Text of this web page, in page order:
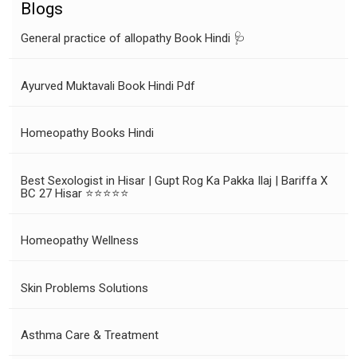
Blogs
General practice of allopathy Book Hindi 🩺
Ayurved Muktavali Book Hindi Pdf
Homeopathy Books Hindi
Best Sexologist in Hisar | Gupt Rog Ka Pakka Ilaj | Bariffa X
BC 27 Hisar ⭐⭐⭐⭐⭐
Homeopathy Wellness
Skin Problems Solutions
Asthma Care & Treatment